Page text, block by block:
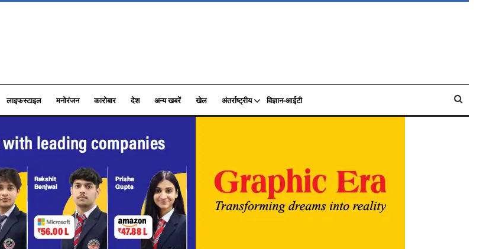
लाइफस्टाइल मनोरंजन कारोबार देश अन्य खबरें खेल अंतर्राष्ट्रीय विज्ञान-आईटी